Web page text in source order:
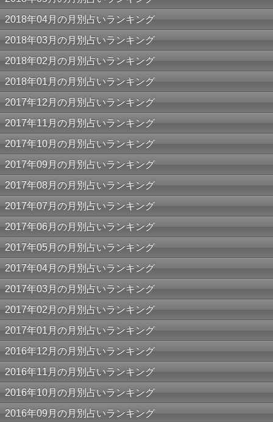
2018年04月の月別占いランキング
2018年03月の月別占いランキング
2018年02月の月別占いランキング
2018年01月の月別占いランキング
2017年12月の月別占いランキング
2017年11月の月別占いランキング
2017年10月の月別占いランキング
2017年09月の月別占いランキング
2017年08月の月別占いランキング
2017年07月の月別占いランキング
2017年06月の月別占いランキング
2017年05月の月別占いランキング
2017年04月の月別占いランキング
2017年03月の月別占いランキング
2017年02月の月別占いランキング
2017年01月の月別占いランキング
2016年12月の月別占いランキング
2016年11月の月別占いランキング
2016年10月の月別占いランキング
2016年09月の月別占いランキング